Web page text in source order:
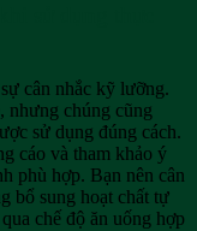
cân nhắc kỹ lưỡng.
nhưng chúng cũng
sử dụng đúng cách.
cáo và tham khảo ý
phù hợp. Bạn nên cân
bổ sung hoạt chất tự
chế độ ăn uống hợp